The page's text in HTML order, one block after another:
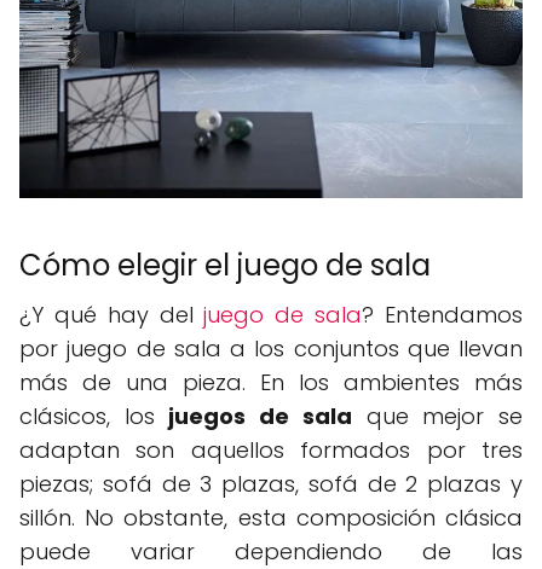
Cómo elegir el juego de sala
¿Y qué hay deljuego de sala? Entendamos
por juego de sala a los conjuntos que llevan
más de una pieza. En los ambientes más
clásicos, los juegos de sala que mejor se
adaptan son aquellos formados por tres
piezas; sofá de 3 plazas, sofá de 2 plazas y
sillón. No obstante, esta composición clásica
puede variar dependiendo de las